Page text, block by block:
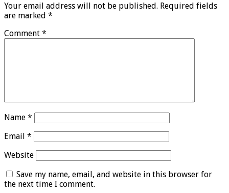
Your email address will not be published. Required fields
are marked *
Comment *
Name *
Email *
Website
Save my name, email, and website in this browser for
the next time I comment.